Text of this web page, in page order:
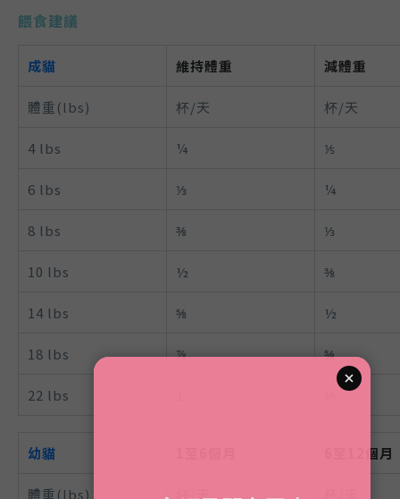
餵食建議
成貓 維持體重 減體重
體重(lbs) 杯/天 杯/天
4 lbs ¼ ⅕
6 lbs ⅓ ¼
8 lbs ⅜ ⅓
10 lbs ½ ⅜
14 lbs ⅝ ½
18 lbs ⅞ ⅝
22 lbs
幼貓 6至12個月
體重(lbs) 杯/天